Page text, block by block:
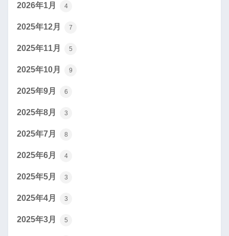
2026年1月 4
2025年12月 7
2025年11月 5
2025年10月 9
2025年9月 6
2025年8月 3
2025年7月 8
2025年6月 4
2025年5月 3
2025年4月 3
2025年3月 5